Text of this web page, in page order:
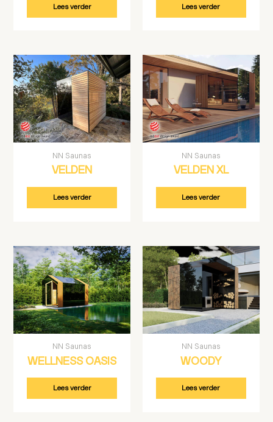
Lees verder Lees verder
NN Saunas
VELDEN
Lees verder
NN Saunas
VELDEN XL
Lees verder
NN Saunas
WELLNESS OASIS
Lees verder
NN Saunas
WOODY
Lees verder